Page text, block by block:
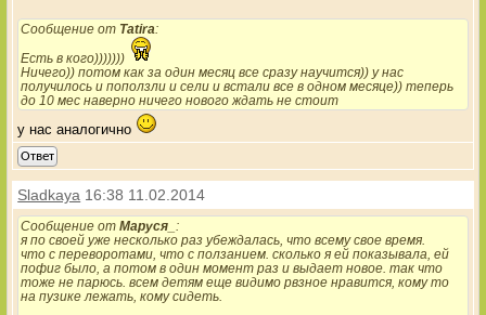
Сообщение от Tatira:
Есть в кого)))))))
Ничего)) потом как за один месяц все сразу научится)) у нас
получилось и поползли и сели и встали все в одном месяце)) теперь
до 10 мес наверно ничего нового ждать не стоит
у нас аналогично
Ответ
Sladkaya 16:38 11.02.2014
Сообщение отМаруся_ :
я по своей уже несколько раз убеждалась, что всему свое время.
что с переворотами, что с ползанием. сколько я ей показывала, ей
пофиг было, а потом в один момент раз и выдает новое. так что
тоже не парюсь. всем детям еще видимо рвзное нравится, кому то
на пузике лежать, кому сидеть.